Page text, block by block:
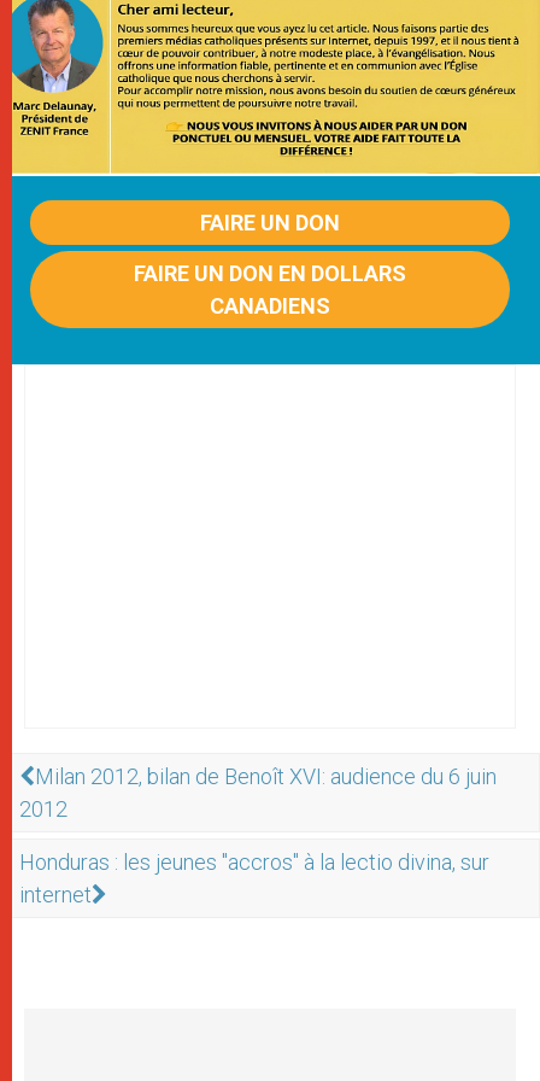
FAIRE UN DON
FAIRE UN DON EN DOLLARS
CANADIENS
Milan 2012, bilan de Benoît XVI: audience du 6 juin
2012
Honduras : les jeunes "accros" à la lectio divina, sur
internet